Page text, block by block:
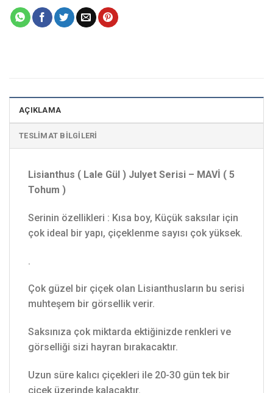
AÇIKLAMA
TESLIMAT BILGILERI
Lisianthus ( Lale Gül ) Julyet Serisi – MAVİ ( 5
Tohum )
Serinin özellikleri : Kısa boy, Küçük saksılar için
çok ideal bir yapı, çiçeklenme sayısı çok yüksek.
.
Çok güzel bir çiçek olan Lisianthusların bu serisi
muhteşem bir görsellik verir.
Saksınıza çok miktarda ektiğinizde renkleri ve
görselliği sizi hayran bırakacaktır.
Uzun süre kalıcı çiçekleri ile 20-30 gün tek bir
çiçek üzerinde kalacaktır.